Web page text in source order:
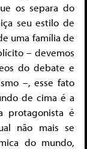
os separa do
seu estilo de
uma família de
– devemos
do debate e
–, esse fato
de cima é a
protagonista é
não mais se
do mundo,